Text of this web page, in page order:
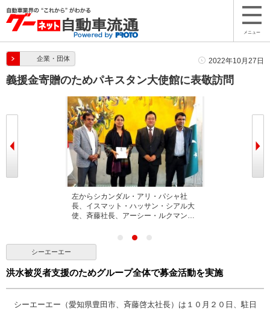
メニュー
企業・団体 2022年10月27日
義援金寄贈のためパキスタン大使館に表敬訪問
左からシカンダル・アリ・パシャ社
長、イスマット・ハッサン・シアル大
使、斉藤社長、アーシー・ルクマン…
シーエーエー
洪水被災者支援のためグループ全体で募金活動を実施
シーエーエー（愛知県豊田市、斉藤啓太社長）は１０月２０日、駐日